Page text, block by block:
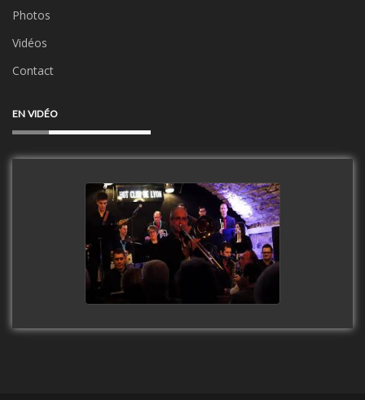
Photos
Vidéos
Contact
EN VIDÉO
Clip Only Big Band 2019
watch video